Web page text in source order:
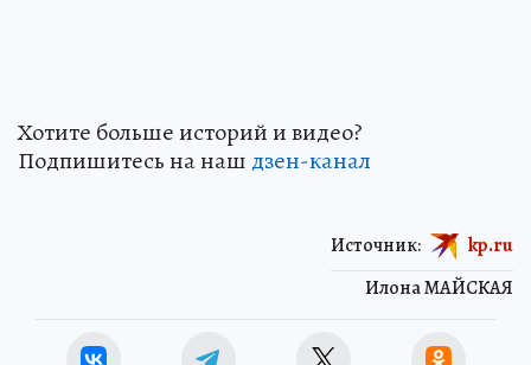
Хотите больше историй и видео?
Подпишитесь на наш дзен-канал
Илона МАЙСКАЯ
Источник: kp.ru